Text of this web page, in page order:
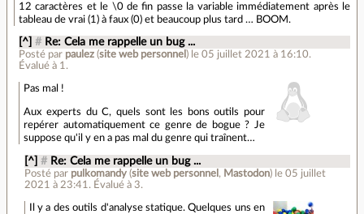
12 caractères et le \0 de fin passe la variable immédiatement après le
tableau de vrai (1) à faux (0) et beaucoup plus tard … BOOM.
[^] # Re: Cela me rappelle un bug ...
Posté par paulez (site web personnel ) le 05 juillet 2021 à 16:10.
Évalué à 1.
Pas mal !
Aux experts du C, quels sont les bons outils pour
repérer automatiquement ce genre de bogue ? Je
suppose qu'il y en a pas mal du genre qui traînent…
[^] # Re: Cela me rappelle un bug ...
Posté par pulkomandy(site web personnel , Mastodon) le 05 juillet
2021 à 23:41 . Évalué à 3.
Il y a des outils d'analyse statique. Quelques uns en